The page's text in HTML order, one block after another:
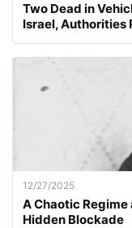
Two Dead in
Israel, Authorities
12/27/2025
A Chaotic Regime
Hidden Blockade